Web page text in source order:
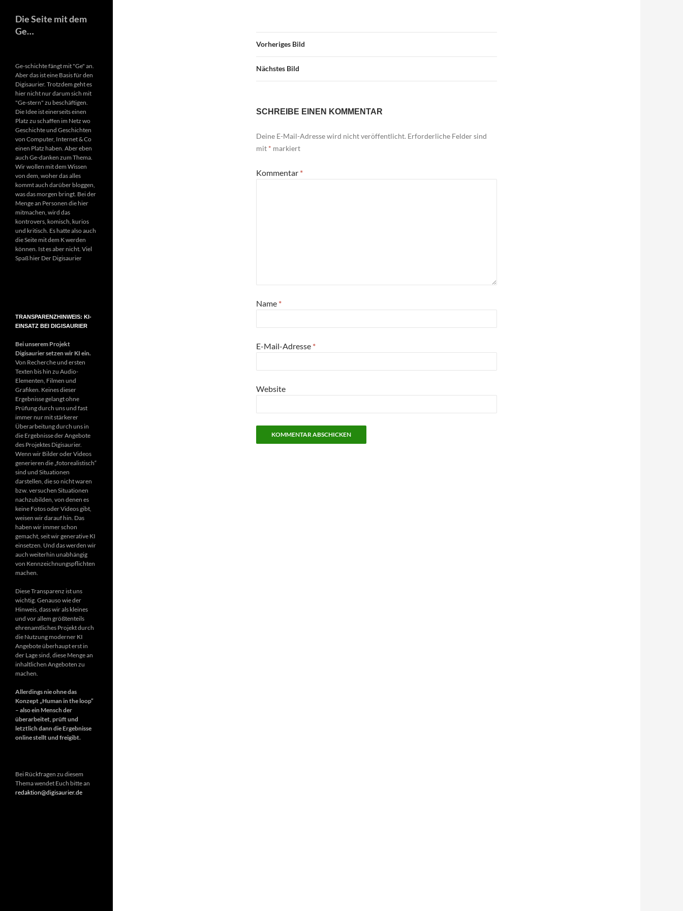
Vorheriges Bild
Nächstes Bild
SCHREIBE EINEN KOMMENTAR
Deine E-Mail-Adresse wird nicht veröffentlicht. Erforderliche Felder sind
mit * markiert
Kommentar *
Name *
E-Mail-Adresse *
Website
Die Seite mit dem
Ge…
Ge-schichte fängt mit "Ge" an.
Aber das ist eine Basis für den
Digisaurier. Trotzdem geht es
hier nicht nur darum sich mit
"Ge-stern" zu beschäftigen.
Die Idee ist einerseits einen
Platz zu schaffen im Netz wo
Geschichte und Geschichten
von Computer, Internet & Co
einen Platz haben. Aber eben
auch Ge-danken zum Thema.
Wir wollen mit dem Wissen
von dem, woher das alles
kommt auch darüber bloggen,
was das morgen bringt. Bei der
Menge an Personen die hier
mitmachen, wird das
kontrovers, komisch, kurios
und kritisch. Es hatte also auch
die Seite mit dem K werden
können. Ist es aber nicht. Viel
Spaß hier Der Digisaurier
TRANSPARENZHINWEIS: KI-
EINSATZ BEI DIGISAURIER
Bei unserem Projekt
Digisaurier setzen wir KI ein.
Von Recherche und ersten
Texten bis hin zu Audio-
Elementen, Filmen und
Grafiken. Keines dieser
Ergebnisse gelangt ohne
Prüfung durch uns und fast
immer nur mit stärkerer
Überarbeitung durch uns in
die Ergebnisse der Angebote
des Projektes Digisaurier.
Wenn wir Bilder oder Videos
generieren die „fotorealistisch“
sind und Situationen
darstellen, die so nicht waren
bzw. versuchen Situationen
nachzubilden, von denen es
keine Fotos oder Videos gibt,
weisen wir darauf hin. Das
haben wir immer schon
gemacht, seit wir generative KI
einsetzen. Und das werden wir
auch weiterhin unabhängig
von Kennzeichnungspflichten
machen.
Diese Transparenz ist uns
wichtig. Genauso wie der
Hinweis, dass wir als kleines
und vor allem größtenteils
ehrenamtliches Projekt durch
die Nutzung moderner KI
Angebote überhaupt erst in
der Lage sind, diese Menge an
inhaltlichen Angeboten zu
machen.
Allerdings nie ohne das
Konzept „Human in the loop“
– also ein Mensch der
überarbeitet, prüft und
letztlich dann die Ergebnisse
online stellt und freigibt.
Bei Rückfragen zu diesem
Thema wendet Euch bitte an
redaktion@digisaurier.de